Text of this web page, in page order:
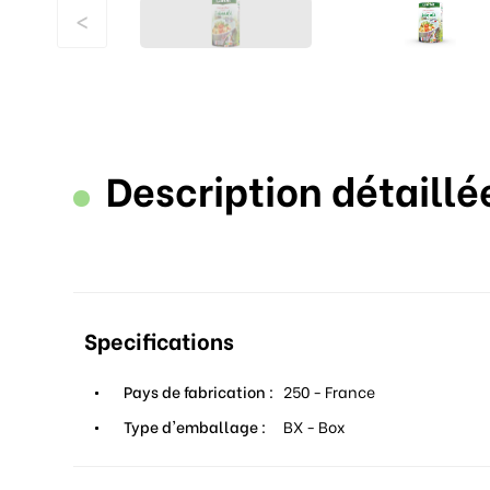
<
Description
Specifications
Pays de fabrication : 250 - France
Type d'emballage :
BX - Box